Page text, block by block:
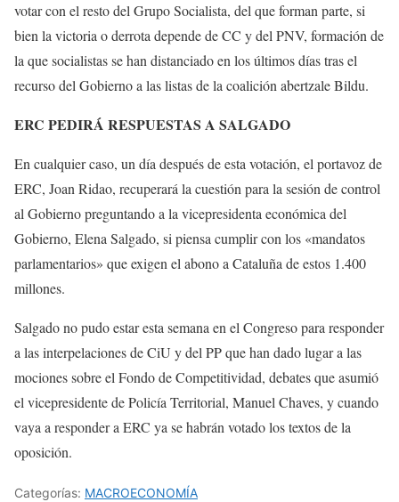
votar con el resto del Grupo Socialista, del que forman parte, si
bien la victoria o derrota depende de CC y del PNV, formación de
la que socialistas se han distanciado en los últimos días tras el
recurso del Gobierno a las listas de la coalición abertzale Bildu.
ERC PEDIRÁ RESPUESTAS A SALGADO
En cualquier caso, un día después de esta votación, el portavoz de
ERC, Joan Ridao, recuperará la cuestión para la sesión de control
al Gobierno preguntando a la vicepresidenta económica del
Gobierno, Elena Salgado, si piensa cumplir con los «mandatos
parlamentarios» que exigen el abono a Cataluña de estos 1.400
millones.
Salgado no pudo estar esta semana en el Congreso para responder
a las interpelaciones de CiU y del PP que han dado lugar a las
mociones sobre el Fondo de Competitividad, debates que asumió
el vicepresidente de Policía Territorial, Manuel Chaves, y cuando
vaya a responder a ERC ya se habrán votado los textos de la
oposición.
Categorías: MACROECONOMÍA